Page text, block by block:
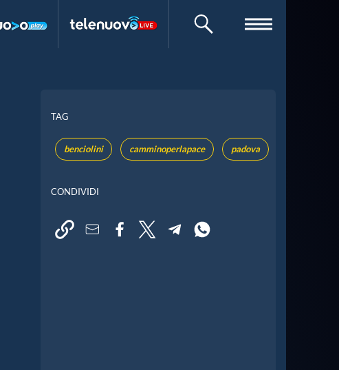
CERCA
TAG
benciolini camminoperlapace padova
CONDIVIDI